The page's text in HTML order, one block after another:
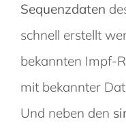
Sequenzdaten
schnell erstellt
bekannten Impf-
mit bekannter
Und neben den